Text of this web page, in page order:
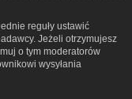
reguły ustawić
Jeżeli otrzymujesz
o tym moderatorów
wysyłania